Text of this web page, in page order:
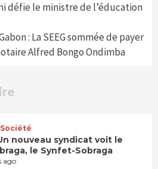
défie le ministre de l’éducation
: La SEEG sommée de payer
Alfred Bongo Ondimba
Société
nouveau syndicat voit le
le Synfet-Sobraga
ago